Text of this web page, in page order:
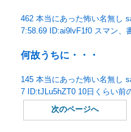
462 本当にあった怖い名無し
7:58.69 ID:ai9lvF1f0 スマン、
何故うちに・・・
145 本当にあった怖い名無し
7 ID:tJLu5hZT0 10日くらい前
次のページへ